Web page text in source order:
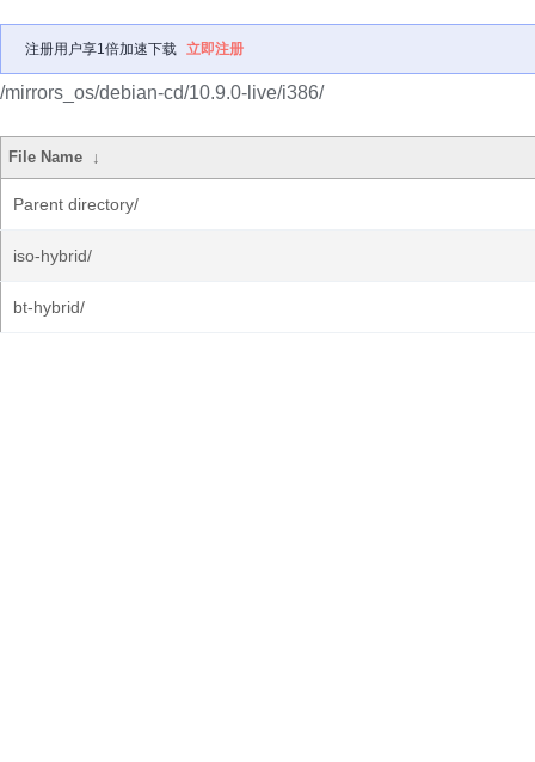
注册用户享1倍加速下载 立即注册
/mirrors_os/debian-cd/10.9.0-live/i386/
File Name ↓
Parent directory/
iso-hybrid/
bt-hybrid/